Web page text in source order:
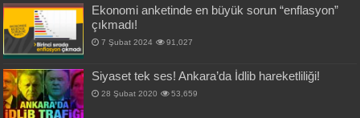
Ekonomi anketinde en büyük sorun “enflasyon”
çıkmadı!
7 Şubat 2024 91,027
Siyaset tek ses! Ankara’da İdlib hareketliliği!
28 Şubat 2020 53,659